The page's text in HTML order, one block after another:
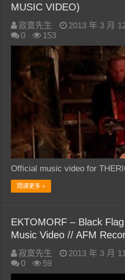
MUSIC VIDEO)
寂寞先生 2013 年 3 月
0
153
Official music video for
閱讀更多 »
EKTOMORF – Black
Music Video // AFM
寂寞先生 2013 年 3 月
0
59